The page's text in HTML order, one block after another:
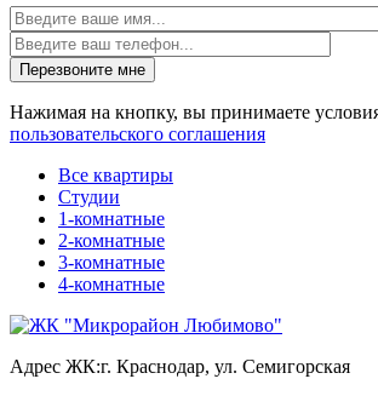
Имя
Перезвоните мне
Нажимая на кнопку, вы принимаете
пользовательского соглашения
Все квартиры
Студии
1-комнатные
2-комнатные
3-комнатные
4-комнатные
Адрес ЖК:г. Краснодар, ул. Семигорская